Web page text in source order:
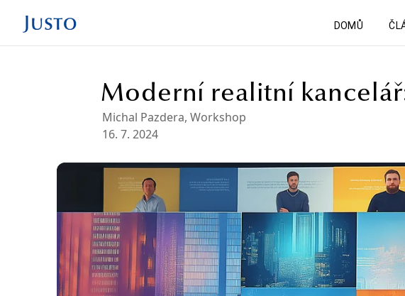
DOMŮ
Moderní realitní
Michal Pazdera, Workshop
16. 7. 2024